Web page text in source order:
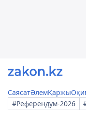
СаясатӘлемҚаржы
#Референдум-2026